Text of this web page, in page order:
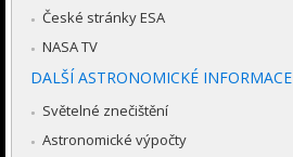
České stránky ESA
NASA TV
DALŠÍ ASTRONOMICKÉ INFORMACE
Světelné znečištění
Astronomické výpočty